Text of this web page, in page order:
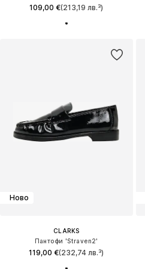
109,00 €(213,19 лв.³)
Ново
CLARKS
Пантофи 'Straven2'
119,00 €(232,74 лв.³)